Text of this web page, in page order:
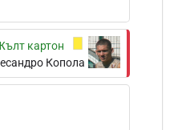
картон
Копола